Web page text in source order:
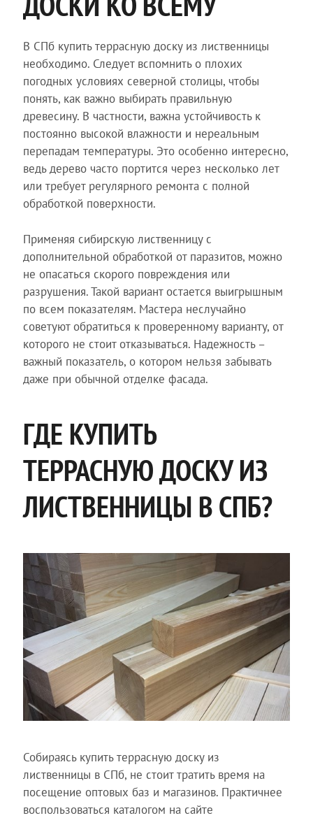
В СПб купить террасную доску из лиственницы
необходимо. Следует вспомнить о плохих
погодных условиях северной столицы, чтобы
понять, как важно выбирать правильную
древесину. В частности, важна устойчивость к
постоянно высокой влажности и нереальным
перепадам температуры. Это особенно интересно,
ведь дерево часто портится через несколько лет
или требует регулярного ремонта с полной
обработкой поверхности.
Применяя сибирскую лиственницу с
дополнительной обработкой от паразитов, можно
не опасаться скорого повреждения или
разрушения. Такой вариант остается выигрышным
по всем показателям. Мастера неслучайно
советуют обратиться к проверенному варианту, от
которого не стоит отказываться. Надежность –
важный показатель, о котором нельзя забывать
даже при обычной отделке фасада.
ГДЕ КУПИТЬ
ТЕРРАСНУЮ ДОСКУ ИЗ
ЛИСТВЕННИЦЫ В СПБ?
Собираясь купить террасную доску из
лиственницы в СПб, не стоит тратить время на
посещение оптовых баз и магазинов. Практичнее
воспользоваться каталогом на сайте